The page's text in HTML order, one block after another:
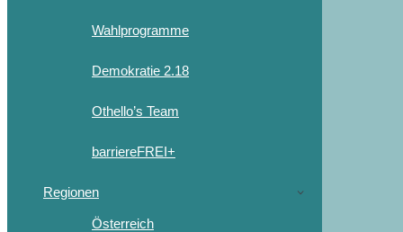
Wahlprogramme
Demokratie 2.18
Othello’s Team
barriereFREI+
Regionen
Österreich